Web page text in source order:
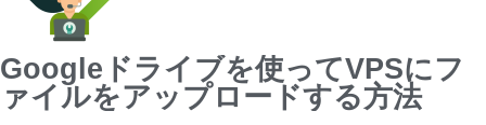
Googleドライブを使ってVPSにフ
ァイルをアップロードする方法